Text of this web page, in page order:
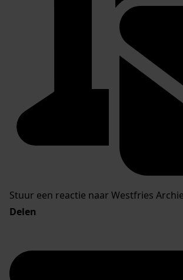
Stuur een reactie naar Westfries
Delen